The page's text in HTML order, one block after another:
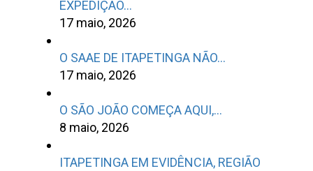
EXPEDIÇÃO…
17 maio, 2026
O SAAE DE ITAPETINGA NÃO…
17 maio, 2026
O SÃO JOÃO COMEÇA AQUI,…
8 maio, 2026
ITAPETINGA EM EVIDÊNCIA, REGIÃO